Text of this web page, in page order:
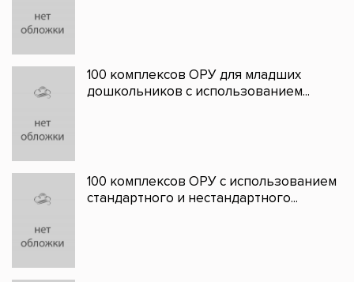
100 комплексов ОРУ для младших
дошкольников с использованием...
100 комплексов ОРУ с использованием
стандартного и нестандартного...